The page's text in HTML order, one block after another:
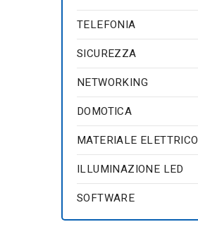
TELEFONIA
SICUREZZA
NETWORKING
DOMOTICA
MATERIALE ELETTRICO
ILLUMINAZIONE LED
SOFTWARE